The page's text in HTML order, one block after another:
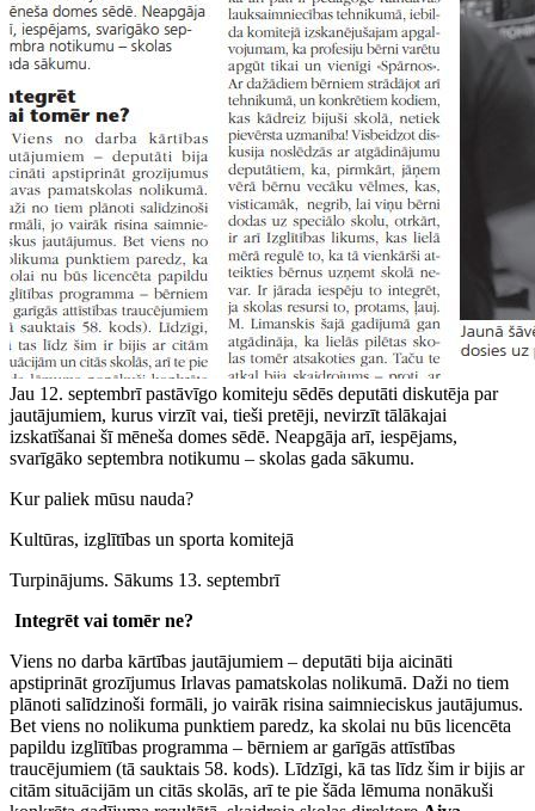
Jau 12. septembrī pastāvīgo komiteju sēdēs deputāti diskutēja par
jautājumiem, kurus virzīt vai, tieši pretēji, nevirzīt tālākajai
izskatīšanai šī mēneša domes sēdē. Neapgāja arī, iespējams,
svarīgāko septembra notikumu – skolas gada sākumu.
Kur paliek mūsu nauda?
Kultūras, izglītības un sporta komitejā
Turpinājums. Sākums 13. septembrī
Integrēt vai tomēr ne?
Viens no darba kārtības jautājumiem – deputāti bija aicināti
apstiprināt grozījumus Irlavas pamatskolas nolikumā. Daži no tiem
plānoti salīdzinoši formāli, jo vairāk risina saimnieciskus jautājumus.
Bet viens no nolikuma punktiem paredz, ka skolai nu būs licencēta
papildu izglītības programma – bērniem ar garīgās attīstības
traucējumiem (tā sauktais 58. kods). Līdzīgi, kā tas līdz šim ir bijis ar
citām situācijām un citās skolās, arī te pie šāda lēmuma nonākuši